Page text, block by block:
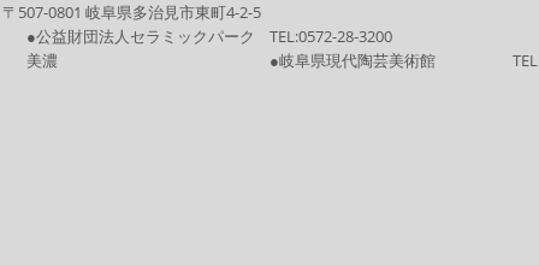
〒507-0801 岐阜県多治見市東町4-2-5
●公益財団法人セラミックパーク
美濃
TEL:0572-28-3200
●岐阜県現代陶芸美術館